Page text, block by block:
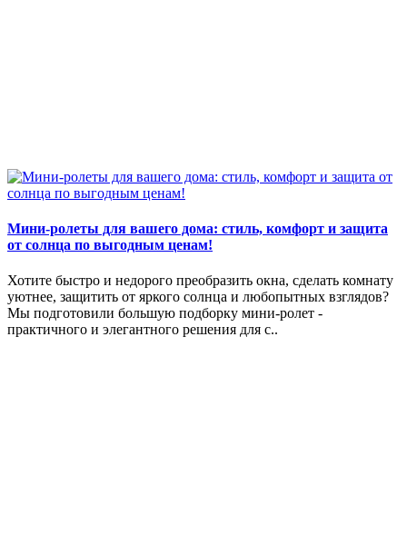
Мини-ролеты для вашего дома: стиль, комфорт и защита
от солнца по выгодным ценам!
Хотите быстро и недорого преобразить окна, сделать комнату
уютнее, защитить от яркого солнца и любопытных взглядов?
Мы подготовили большую подборку мини-ролет -
практичного и элегантного решения для с..